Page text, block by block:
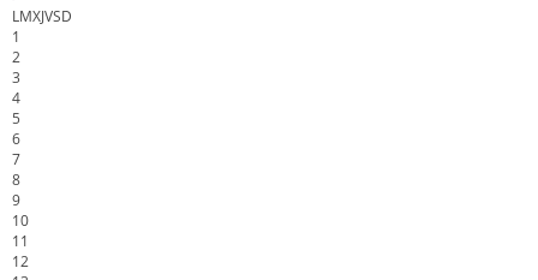
LMXJVSD
1
2
3
4
5
6
7
8
9
10
11
12